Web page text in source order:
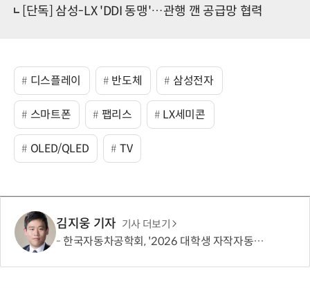
[단독] 삼성-LX 'DDI 동맹'…관행 깬 공급망 협력
디스플레이 반도체 삼성전자
스마트폰 팹리스 LX세미콘
OLED/QLED TV
김지웅 기자 기사 더보기
한국자동차공학회, '2026 대학생 자작자동차대회 포뮬러 부문' 개최